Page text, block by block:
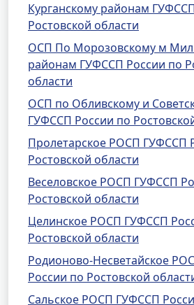
Курганскому районам
Ростовской области
ОСП По Морозовскому м
районам ГУФССП России по
области
ОСП по Обливскому и
ГУФССП России по
Пролетарское РОСП ГУФССП
Ростовской области
Веселовское РОСП ГУФССП
Ростовской области
Целинское РОСП ГУФССП
Ростовской области
Родионово-Несветайское
России по Ростовской
Сальское РОСП ГУФССП